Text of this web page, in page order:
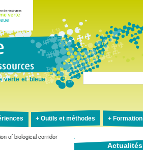
verte et bleue
Outils et méthodes Formation
of biological corridor
Actualités